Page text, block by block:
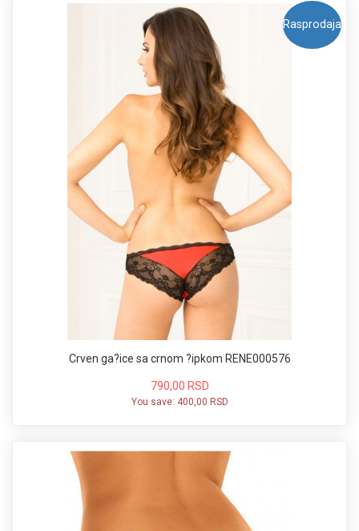
Rasprodaja
Crven ga?ice sa crnom ?ipkom RENE000576
790,00 RSD
You save: 400,00 RSD